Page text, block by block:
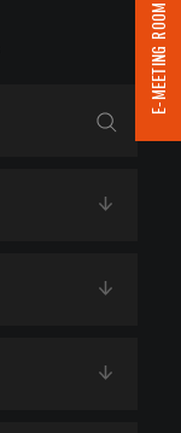
E-MEETING ROOM